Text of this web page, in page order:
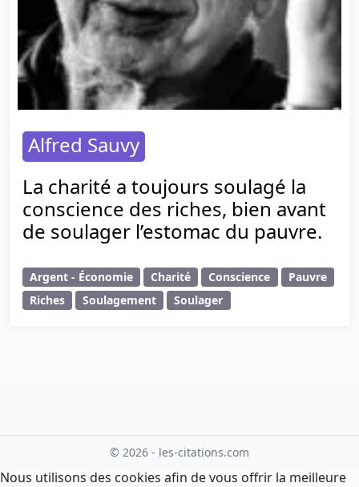
Alfred Sauvy
La charité a toujours soulagé la
conscience des riches, bien avant
de soulager l’estomac du pauvre.
Argent - Économie Charité Conscience
Pauvre
Riches
Soulagement Soulager
© 2026 - les-citations.com
Nous utilisons des cookies afin de vous offrir la meilleure